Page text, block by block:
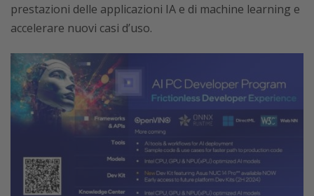
prestazioni delle applicazioni IA e di machine learning e
accelerare nuovi casi d’uso.